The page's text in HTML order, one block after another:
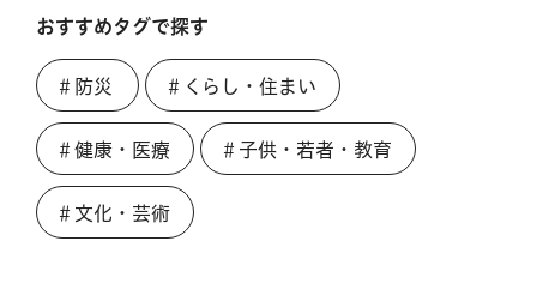
おすすめタグで探す
＃防災 ＃くらし・住まい
＃健康・医療 ＃子供・若者・教育
＃文化・芸術